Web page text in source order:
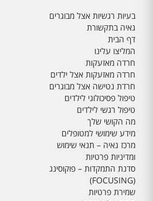
בעיות רגשיות אצל מבוגרים
גאיה בתקשורת
דף הבית
המליצו עלינו
חרדה מאזעקות
חרדה מאזעקות אצל ילדים
חרדת נטישה אצל מבוגרים
טיפול פסיכולוגי לילדים
טיפול רגשי לילדים
מה הקושי שלך
מידע שימושי למטופלים
מרכז גאיה – תנאי שימוש
ומדיניות פרטיות
סדנת התמקדות – פוקוסינג
(FOCUSING)
שמירת פרטיות